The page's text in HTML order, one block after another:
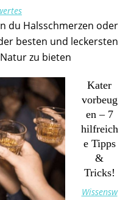
du Halsschmerzen oder
besten und leckersten
zu bieten
Kater
vorbeug
en – 7
hilfreich
e Tipps
&
Tricks!
Wissensw